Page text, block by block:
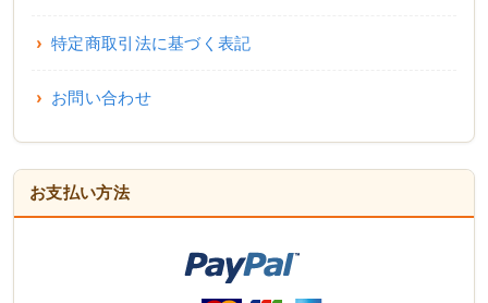
特定商取引法に基づく表記
お問い合わせ
お支払い方法